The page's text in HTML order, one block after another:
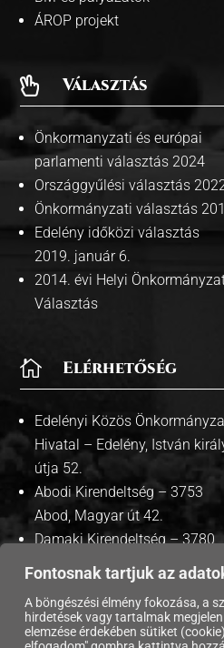
Fontosnak tartjuk az
A böngészési élmény fokozása, a
hirdetések vagy tartalmak
elemzése érdekében sütiket
ÁROP projekt
 Választás
Önkormanyzati és európai
parlamenti választás 2024
Országgyűlési választás
Önkormányzati választás
Edelény időközi választás
2019. január 6.
2014. évi Helyi
Választás
 Elérhetőség
Edelényi Közös
Hivatal – Edelény, István
útja 52.
Abodi Kirendeltség – 3753
Abod, Magyar út 42.
Damaki Kirendeltség – 3780
Damak, Szabadság út 35.